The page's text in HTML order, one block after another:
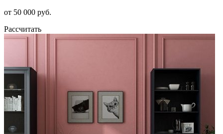
от 50 000 руб.
Рассчитать